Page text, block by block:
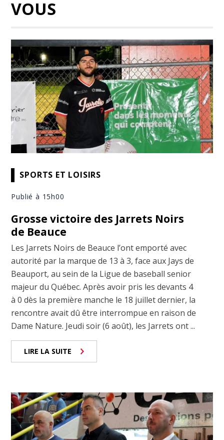
VOUS
SPORTS ET LOISIRS
Publié à 15h00
Grosse victoire des Jarrets Noirs
de Beauce
Les Jarrets Noirs de Beauce l’ont emporté avec
autorité par la marque de 13 à 3, face aux Jays de
Beauport, au sein de la Ligue de baseball senior
majeur du Québec. Après avoir pris les devants 4
à 0 dès la première manche le 18 juillet dernier, la
rencontre avait dû être interrompue en raison de
Dame Nature. Jeudi soir (6 août), les Jarrets ont ...
LIRE LA SUITE